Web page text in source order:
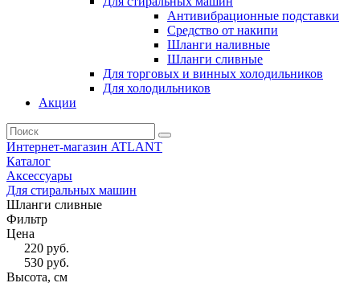
Антивибрационные подставки
Средство от накипи
Шланги наливные
Шланги сливные
Для торговых и винных холодильников
Для холодильников
Акции
Интернет-магазин ATLANT
Каталог
Аксессуары
Для стиральных машин
Шланги сливные
Фильтр
Цена
220руб.
530руб.
Высота, см